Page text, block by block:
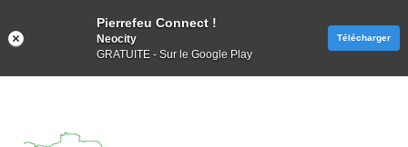
Pierrefeu Connect !
Neocity
GRATUITE - Sur le Google Play
Télécharger